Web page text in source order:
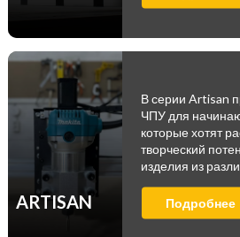
ARTISAN
В серии Artisan
ЧПУ для
которые хотят
творческий
изделия из
Подробнее